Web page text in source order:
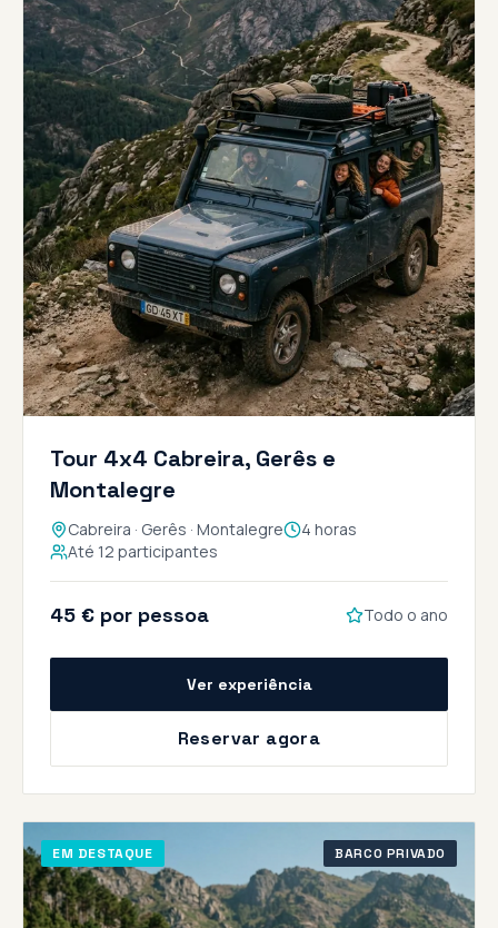
Tour 4x4 Cabreira, Gerês e
Montalegre
Cabreira · Gerês · Montalegre
4 horas
Até 12 participantes
45 € por pessoa Todo o ano
Ver experiência
Reservar agora
EM DESTAQUE BARCO PRIVADO